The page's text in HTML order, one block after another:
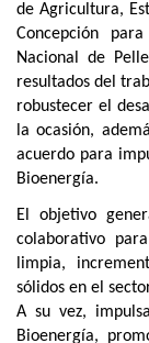
de Agricultura,
Concepción
Nacional de
resultados del
robustecer el
la ocasión,
acuerdo para
Bioenergía.
El objetivo
colaborativo
limpia,
sólidos en el
A su vez,
Bioenergía,